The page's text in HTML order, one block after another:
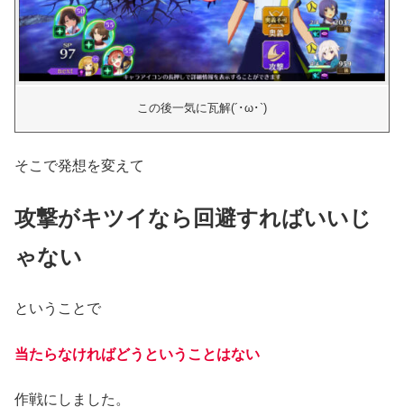
この後一気に瓦解(´･ω･`)
そこで発想を変えて
攻撃がキツイなら回避すればいいじ
ゃない
ということで
当たらなければどうということはない
作戦にしました。